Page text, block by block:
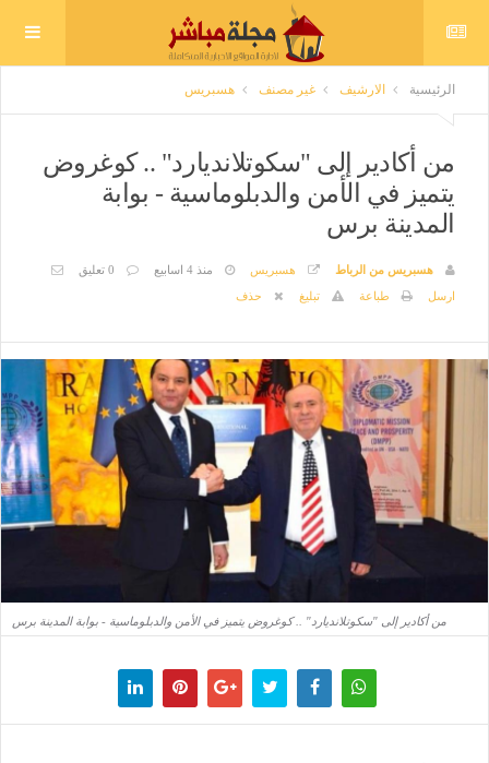
الرئيسية الارشيف غير مصنف هسبريس
من أكادير إلى "سكوتلانديارد" .. كوغروض
يتميز في الأمن والدبلوماسية - بوابة
المدينة برس
هسبريس من الرباط هسبريس منذ 4 اسابيع
0 تعليق
ارسل
طباعة تبليغ حذف
من أكادير إلى "سكوتلانديارد" .. كوغروض يتميز في الأمن والدبلوماسية - بوابة المدينة برس